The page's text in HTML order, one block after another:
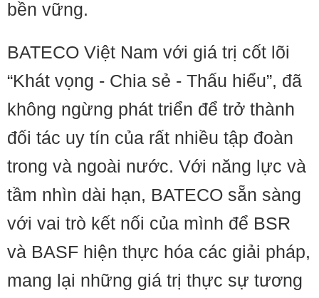
bền vững.
BATECO Việt Nam với giá trị cốt lõi
“Khát vọng - Chia sẻ - Thấu hiểu”, đã
không ngừng phát triển để trở thành
đối tác uy tín của rất nhiều tập đoàn
trong và ngoài nước. Với năng lực và
tầm nhìn dài hạn, BATECO sẵn sàng
với vai trò kết nối của mình để BSR
và BASF hiện thực hóa các giải pháp,
mang lại những giá trị thực sự tương